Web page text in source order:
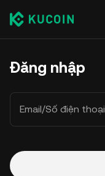
Đăng nhập
Email/Số điện thoại